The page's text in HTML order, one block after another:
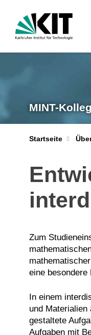
MINT-
Startseite
Zum
eine besondere
In einem
und
gestaltete
Aufgaben mit